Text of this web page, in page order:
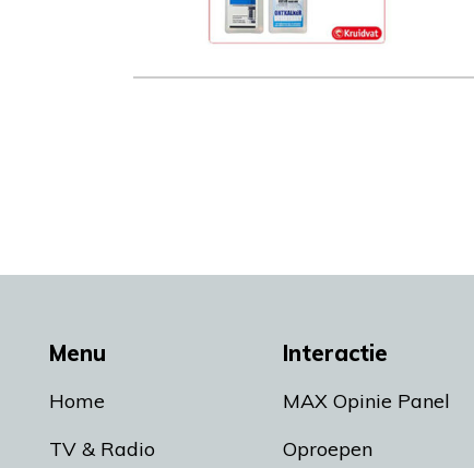
Menu
Home
TV & Radio
Interactie
MAX Opinie Panel
Oproepen